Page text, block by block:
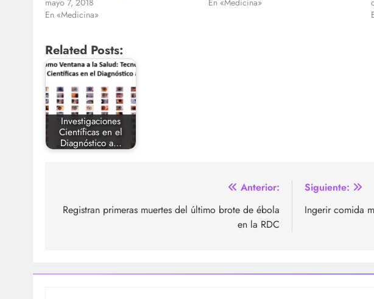
mayo 7, 2018
En «Medicina»
En «Medicina»
Related Posts:
Investigaciones
Científicas en el
Diagnóstico a…
de
Anterior:
Registran primeras muertes del último brote de ébola
en la RDC
Siguiente:
Ingerir comida